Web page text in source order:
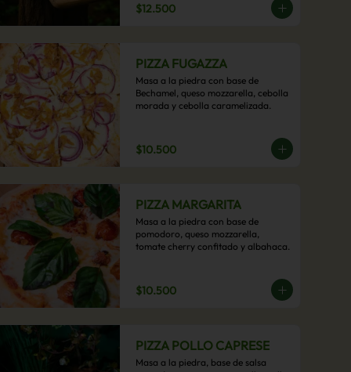
$12.500
PIZZA FUGAZZA
Masa a la piedra con base de
Bechamel, queso mozzarella, cebolla
morada y cebolla caramelizada.
$10.500
PIZZA MARGARITA
Masa a la piedra con base de
pomodoro, queso mozzarella,
tomate cherry confitado y albahaca.
$10.500
PIZZA POLLO CAPRESE
Masa a la piedra, base de salsa